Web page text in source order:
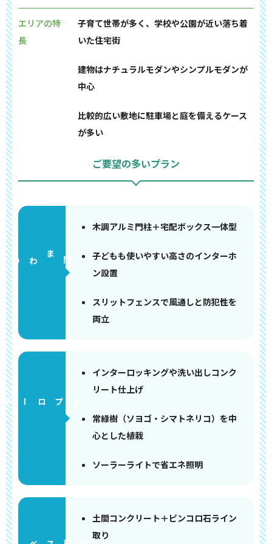
エリアの特
長
子育て世帯が多く、学校や公園が近い落ち着
いた住宅街
建物はナチュラルモダンやシンプルモダンが
中心
比較的広い敷地に駐車場と庭を備えるケース
が多い
ご要望の多いプラン
門まわり
木調アルミ門柱＋宅配ボックス一体型
子どもも使いやすい高さのインターホ
ン設置
スリットフェンスで風通しと防犯性を
両立
アプローチ
インターロッキングや洗い出しコンク
リート仕上げ
常緑樹（ソヨゴ・シマトネリコ）を中
心とした植栽
ソーラーライトで省エネ照明
土間コンクリート＋ピンコロ石ライン
取り